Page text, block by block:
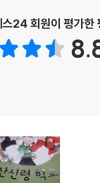
스24 회원이 평가한